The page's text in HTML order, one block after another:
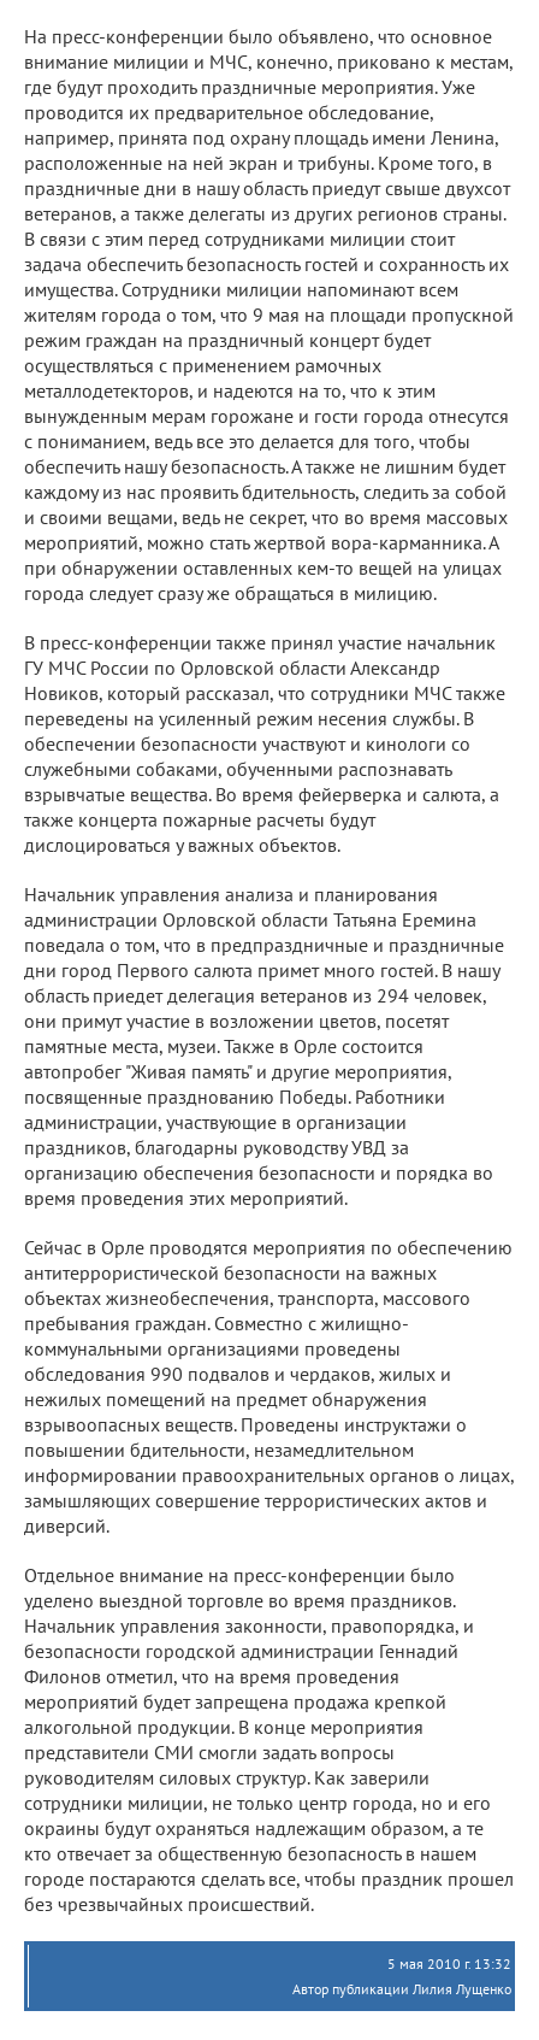
На пресс-конференции было объявлено, что основное
внимание милиции и МЧС, конечно, приковано к местам,
где будут проходить праздничные мероприятия. Уже
проводится их предварительное обследование,
например, принята под охрану площадь имени Ленина,
расположенные на ней экран и трибуны. Кроме того, в
праздничные дни в нашу область приедут свыше двухсот
ветеранов, а также делегаты из других регионов страны.
В связи с этим перед сотрудниками милиции стоит
задача обеспечить безопасность гостей и сохранность их
имущества. Сотрудники милиции напоминают всем
жителям города о том, что 9 мая на площади пропускной
режим граждан на праздничный концерт будет
осуществляться с применением рамочных
металлодетекторов, и надеются на то, что к этим
вынужденным мерам горожане и гости города отнесутся
с пониманием, ведь все это делается для того, чтобы
обеспечить нашу безопасность. А также не лишним будет
каждому из нас проявить бдительность, следить за собой
и своими вещами, ведь не секрет, что во время массовых
мероприятий, можно стать жертвой вора-карманника. А
при обнаружении оставленных кем-то вещей на улицах
города следует сразу же обращаться в милицию.
В пресс-конференции также принял участие начальник
ГУ МЧС России по Орловской области Александр
Новиков, который рассказал, что сотрудники МЧС также
переведены на усиленный режим несения службы. В
обеспечении безопасности участвуют и кинологи со
служебными собаками, обученными распознавать
взрывчатые вещества. Во время фейерверка и салюта, а
также концерта пожарные расчеты будут
дислоцироваться у важных объектов.
Начальник управления анализа и планирования
администрации Орловской области Татьяна Еремина
поведала о том, что в предпраздничные и праздничные
дни город Первого салюта примет много гостей. В нашу
область приедет делегация ветеранов из 294 человек,
они примут участие в возложении цветов, посетят
памятные места, музеи. Также в Орле состоится
автопробег "Живая память" и другие мероприятия,
посвященные празднованию Победы. Работники
администрации, участвующие в организации
праздников, благодарны руководству УВД за
организацию обеспечения безопасности и порядка во
время проведения этих мероприятий.
Сейчас в Орле проводятся мероприятия по обеспечению
антитеррористической безопасности на важных
объектах жизнеобеспечения, транспорта, массового
пребывания граждан. Совместно с жилищно-
коммунальными организациями проведены
обследования 990 подвалов и чердаков, жилых и
нежилых помещений на предмет обнаружения
взрывоопасных веществ. Проведены инструктажи о
повышении бдительности, незамедлительном
информировании правоохранительных органов о лицах,
замышляющих совершение террористических актов и
диверсий.
Отдельное внимание на пресс-конференции было
уделено выездной торговле во время праздников.
Начальник управления законности, правопорядка, и
безопасности городской администрации Геннадий
Филонов отметил, что на время проведения
мероприятий будет запрещена продажа крепкой
алкогольной продукции. В конце мероприятия
представители СМИ смогли задать вопросы
руководителям силовых структур. Как заверили
сотрудники милиции, не только центр города, но и его
окраины будут охраняться надлежащим образом, а те
кто отвечает за общественную безопасность в нашем
городе постараются сделать все, чтобы праздник прошел
без чрезвычайных происшествий.
5 мая 2010 г. 13:32
Автор публикации Лилия Лущенко